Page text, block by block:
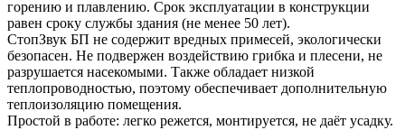
горению и плавлению. Срок эксплуатации в конструкции
равен сроку службы здания (не менее 50 лет).
СтопЗвук БП не содержит вредных примесей, экологически
безопасен. Не подвержен воздействию грибка и плесени, не
разрушается насекомыми. Также обладает низкой
теплопроводностью, поэтому обеспечивает дополнительную
теплоизоляцию помещения.
Простой в работе: легко режется, монтируется, не даёт усадку.